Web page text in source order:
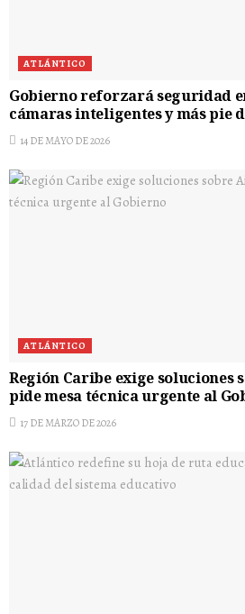
ATLÁNTICO
Gobierno reforzará seguridad
cámaras inteligentes y más pie
14 DE MAYO DE 2026
ATLÁNTICO
Región Caribe exige soluciones
pide mesa técnica urgente al
17 DE MARZO DE 2026